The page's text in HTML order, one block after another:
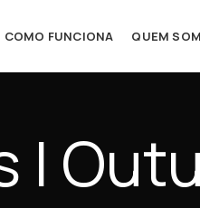
COMO FUNCIONA QUEM
|